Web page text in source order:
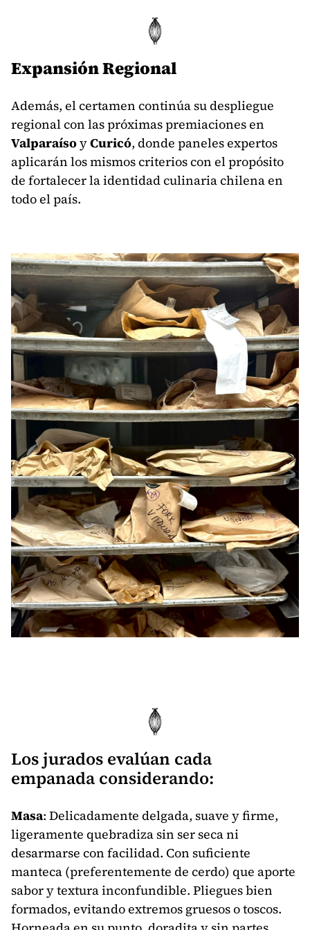
Expansión Regional
Además, el certamen continúa su despliegue
regional con las próximas premiaciones en
ValparaísoyCuricó, donde paneles expertos
aplicarán los mismos criterios con el propósito
de fortalecer la identidad culinaria chilena en
todo el país.
Los jurados evalúan cada
empanada considerando:
Masa: Delicadamente delgada, suave y firme,
ligeramente quebradiza sin ser seca ni
desarmarse con facilidad. Con suficiente
manteca (preferentemente de cerdo) que aporte
sabor y textura inconfundible. Pliegues bien
formados, evitando extremos gruesos o toscos.